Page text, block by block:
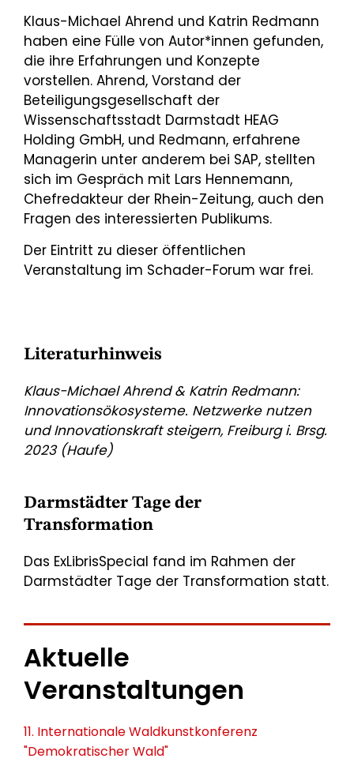
Klaus-Michael Ahrend und Katrin Redmann
haben eine Fülle von Autor*innen gefunden,
die ihre Erfahrungen und Konzepte
vorstellen. Ahrend, Vorstand der
Beteiligungsgesellschaft der
Wissenschaftsstadt Darmstadt HEAG
Holding GmbH, und Redmann, erfahrene
Managerin unter anderem bei SAP, stellten
sich im Gespräch mit Lars Hennemann,
Chefredakteur der Rhein-Zeitung, auch den
Fragen des interessierten Publikums.
Der Eintritt zu dieser öffentlichen
Veranstaltung im Schader-Forum war frei.
Literaturhinweis
Klaus-Michael Ahrend & Katrin Redmann:
Innovationsökosysteme. Netzwerke nutzen
und Innovationskraft steigern, Freiburg i. Brsg.
2023 (Haufe)
Darmstädter Tage der
Transformation
Das ExLibrisSpecial fand im Rahmen der
Darmstädter Tage der Transformation statt.
Aktuelle
Veranstaltungen
11. Internationale Waldkunstkonferenz
"Demokratischer Wald"